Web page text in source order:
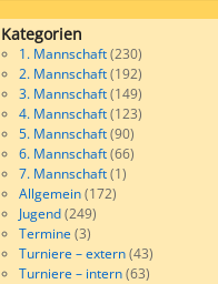
Kategorien
1. Mannschaft(230)
2. Mannschaft(192)
3. Mannschaft(149)
4. Mannschaft(123)
5. Mannschaft(90)
6. Mannschaft(66)
7. Mannschaft(1)
Allgemein(172)
Jugend(249)
Termine(3)
Turniere – extern(43)
Turniere – intern(63)